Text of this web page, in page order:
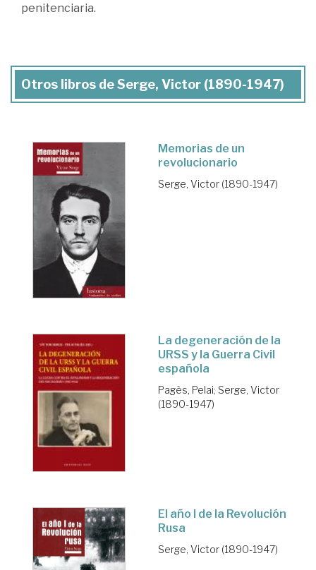
penitenciaria.
Otros libros de Serge, Victor (1890-1947)
Memorias de un
revolucionario
Serge, Victor (1890-1947)
La degeneración de la
URSS y la Guerra Civil
española
Pagès, Pelai; Serge, Victor
(1890-1947)
El año I de la Revolución
Rusa
Serge, Victor (1890-1947)